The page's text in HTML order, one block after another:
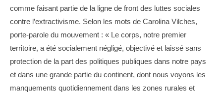
comme faisant partie de la ligne de front des luttes sociales
contre l’extractivisme. Selon les mots de Carolina Vilches,
porte-parole du mouvement : « Le corps, notre premier
territoire, a été socialement négligé, objectivé et laissé sans
protection de la part des politiques publiques dans notre pays
et dans une grande partie du continent, dont nous voyons les
manquements quotidiennement dans les zones rurales et